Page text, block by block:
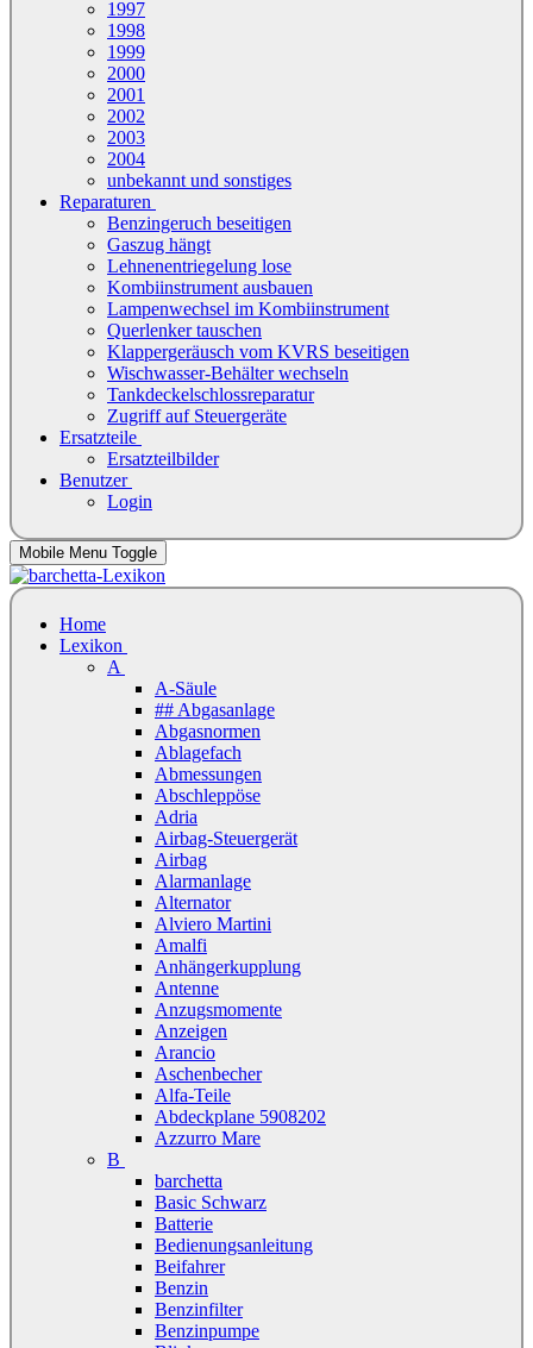
1997
1998
1999
2000
2001
2002
2003
2004
unbekannt und sonstiges
Reparaturen
Benzingeruch beseitigen
Gaszug hängt
Lehnenentriegelung lose
Kombiinstrument ausbauen
Lampenwechsel im Kombiinstrument
Querlenker tauschen
Klappergeräusch vom KVRS beseitigen
Wischwasser-Behälter wechseln
Tankdeckelschlossreparatur
Zugriff auf Steuergeräte
Ersatzteile
Ersatzteilbilder
Benutzer
Login
Mobile Menu Toggle
Home
Lexikon
A
A-Säule
## Abgasanlage
Abgasnormen
Ablagefach
Abmessungen
Abschleppöse
Adria
Airbag-Steuergerät
Airbag
Alarmanlage
Alternator
Alviero Martini
Amalfi
Anhängerkupplung
Antenne
Anzugsmomente
Anzeigen
Arancio
Aschenbecher
Alfa-Teile
Abdeckplane 5908202
Azzurro Mare
B
barchetta
Basic Schwarz
Batterie
Bedienungsanleitung
Beifahrer
Benzin
Benzinfilter
Benzinpumpe